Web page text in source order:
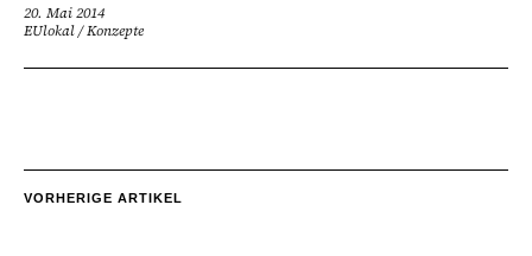
20. Mai 2014
EUlokal/Konzepte
VORHERIGE ARTIKEL